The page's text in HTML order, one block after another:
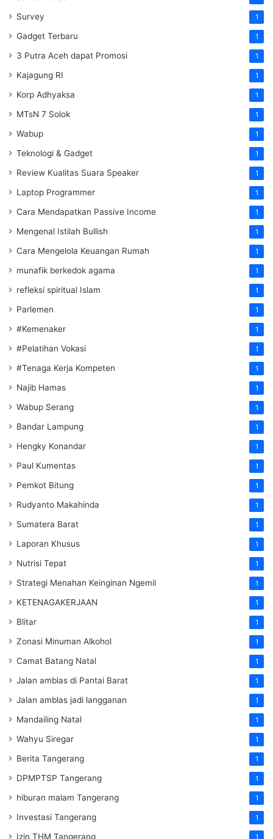
Survey 1
Gadget Terbaru 1
3 Putra Aceh dapat Promosi 1
Kajagung RI 1
Korp Adhyaksa 1
MTsN 7 Solok 1
Wabup 1
Teknologi & Gadget 1
Review Kualitas Suara Speaker 1
Laptop Programmer 1
Cara Mendapatkan Passive Income 1
Mengenal Istilah Bullish 1
Cara Mengelola Keuangan Rumah 1
munafik berkedok agama 1
refleksi spiritual Islam 1
Parlemen 1
#Kemenaker 1
#Pelatihan Vokasi 1
#Tenaga Kerja Kompeten 1
Najib Hamas 1
Wabup Serang 1
Bandar Lampung 1
Hengky Konandar 1
Paul Kumentas 1
Pemkot Bitung 1
Rudyanto Makahinda 1
Sumatera Barat 1
Laporan Khusus 1
Nutrisi Tepat 1
Strategi Menahan Keinginan Ngemil 1
KETENAGAKERJAAN 1
Blitar 1
Zonasi Minuman Alkohol 1
Camat Batang Natal 1
Jalan amblas di Pantai Barat 1
Jalan amblas jadi langganan 1
Mandailing Natal 1
Wahyu Siregar 1
Berita Tangerang 1
DPMPTSP Tangerang 1
hiburan malam Tangerang 1
Investasi Tangerang 1
Izin THM Tangerang 1